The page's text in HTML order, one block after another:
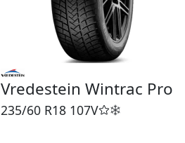
Vredestein Wintrac Pro
235/60 R18 107V